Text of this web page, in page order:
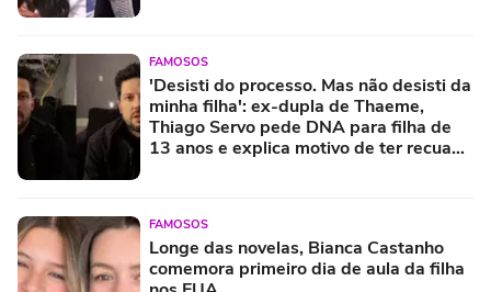
FAMOSOS
'Desisti do processo. Mas não desisti da
minha filha': ex-dupla de Thaeme,
Thiago Servo pede DNA para filha de
13 anos e explica motivo de ter recuado
FAMOSOS
Longe das novelas, Bianca Castanho
comemora primeiro dia de aula da filha